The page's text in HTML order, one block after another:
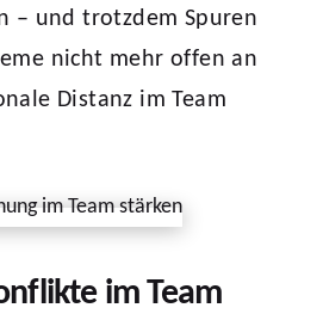
– und trotzdem Spuren
nicht mehr offen an
Distanz im Team
im Team